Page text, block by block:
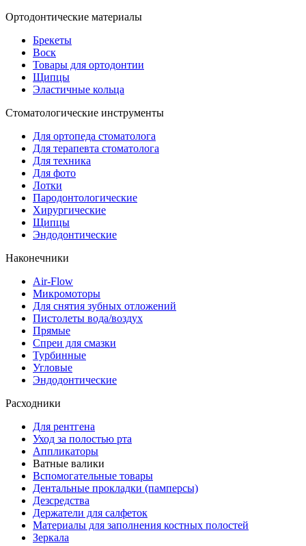
Ортодонтические материалы
Брекеты
Воск
Товары для ортодонтии
Щипцы
Эластичные кольца
Стоматологические инструменты
Для ортопеда стоматолога
Для терапевта стоматолога
Для техника
Для фото
Лотки
Пародонтологические
Хирургические
Щипцы
Эндодонтические
Наконечники
Air-Flow
Микромоторы
Для снятия зубных отложений
Пистолеты вода/воздух
Прямые
Спреи для смазки
Турбинные
Угловые
Эндодонтические
Расходники
Для рентгена
Уход за полостью рта
Аппликаторы
Ватные валики
Вспомогательные товары
Дентальные прокладки (памперсы)
Дезсредства
Держатели для салфеток
Материалы для заполнения костных полостей
Зеркала